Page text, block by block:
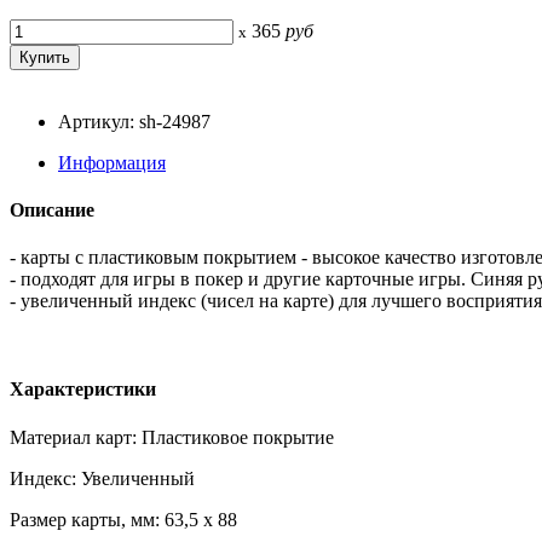
x 365 руб
Артикул: sh-24987
Информация
Описание
- карты с пластиковым покрытием - высокое качество
- подходят для игры в покер и другие карточные игры. Синяя
- увеличенный индекс (чисел на карте) для лучшего
Характеристики
Материал карт: Пластиковое покрытие
Индекс: Увеличенный
Размер карты, мм: 63,5 x 88